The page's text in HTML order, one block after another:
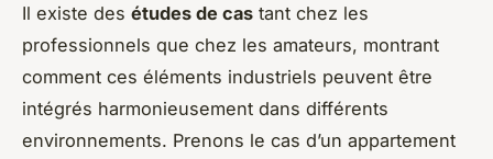
Il existe des études de cas tant chez les
professionnels que chez les amateurs, montrant
comment ces éléments industriels peuvent être
intégrés harmonieusement dans différents
environnements. Prenons le cas d’un appartement